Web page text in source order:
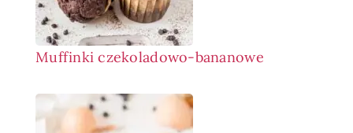
Muffinki czekoladowo-bananowe